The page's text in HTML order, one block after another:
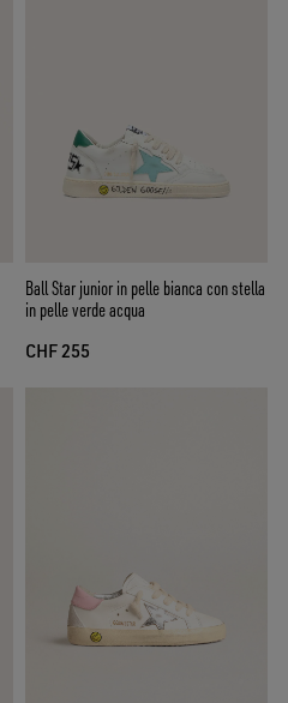
Ball Star junior in pelle bianca con stella
in pelle verde acqua
CHF 255